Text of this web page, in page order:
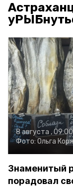
8 августа , 09:00
Фото: Ольга
Знаменитый
порадовал